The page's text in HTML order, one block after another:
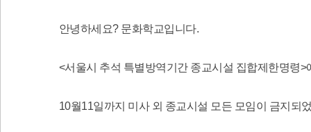
안녕하세요? 문화학교입니다.
<서울시 추석 특별방역기간 종교시설 집합제한명령
10월11일까지 미사 외 종교시설 모든 모임이 금지되